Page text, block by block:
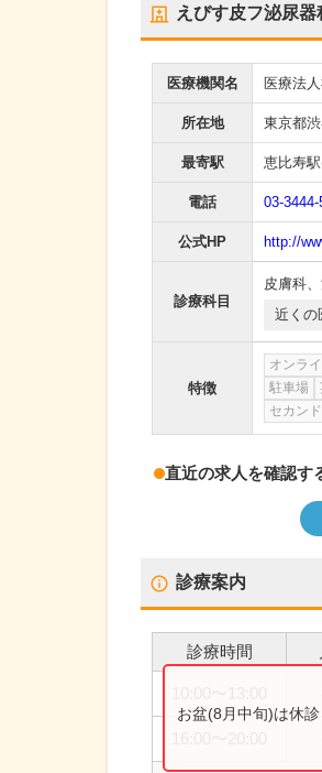
えびす皮フ泌尿器
医療機関名 医療法
所在地 東京都
最寄駅 恵比寿駅
電話 03-3444-
公式HP http://
診療科目
皮膚科、
近くの
特徴
オンラ
駐車場
セカン
直近の求人を確認す
診療案内
診療時間
お盆(8月中旬)は休